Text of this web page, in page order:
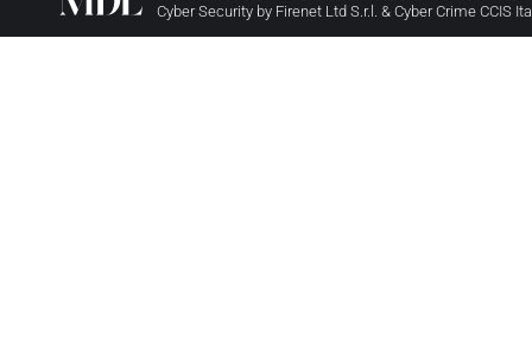
Cyber Security by Firenet Ltd S.r.l. & Cyber Crime CCIS